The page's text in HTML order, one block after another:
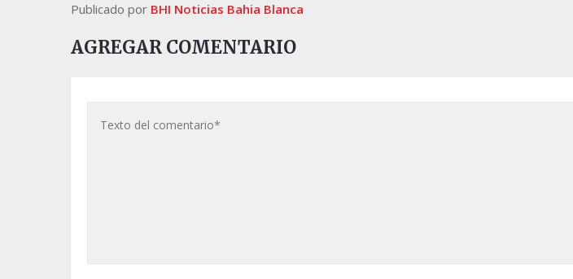
Publicado por BHI Noticias Bahia Blanca
AGREGAR COMENTARIO